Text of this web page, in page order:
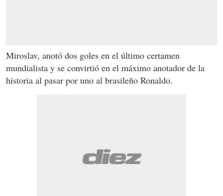
Miroslav, anotó dos goles en el último certamen
mundialista y se convirtió en el máximo anotador de la
historia al pasar por uno al brasileño Ronaldo.